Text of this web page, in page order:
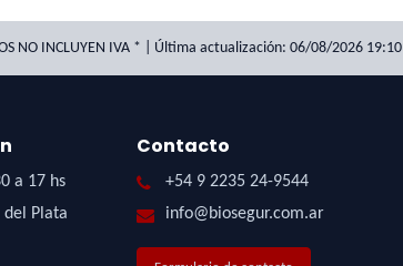
NO INCLUYEN IVA * | Última actualización: 06/08/2026 19:10
a 17 hs
Plata
Contacto
+54 9 2235 24-9544
info@biosegur.com.ar